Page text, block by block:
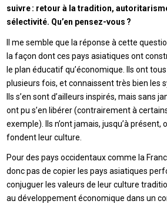
suivre : retour à la tradition,
sélectivité. Qu’en pensez-vous ?
Il me semble que la réponse à cette
la façon dont ces pays asiatiques ont
le plan éducatif qu’économique. Ils ont
plusieurs fois, et connaissent très bien les
Ils s’en sont d’ailleurs inspirés, mais sans
ont pu s’en libérer (contrairement à
exemple). Ils n’ont jamais, jusqu’à présent,
fondent leur culture.
Pour des pays occidentaux comme la
donc pas de copier les pays asiatiques
conjuguer les valeurs de leur culture
au développement économique dans un